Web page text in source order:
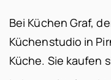
Bei Küchen Graf,
Küchenstudio in
Küche. Sie kaufen